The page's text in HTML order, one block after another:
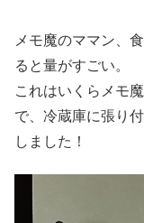
メモ魔のママン、
ると量がすごい。
これはいくらメモ
で、冷蔵庫に張り
しました！